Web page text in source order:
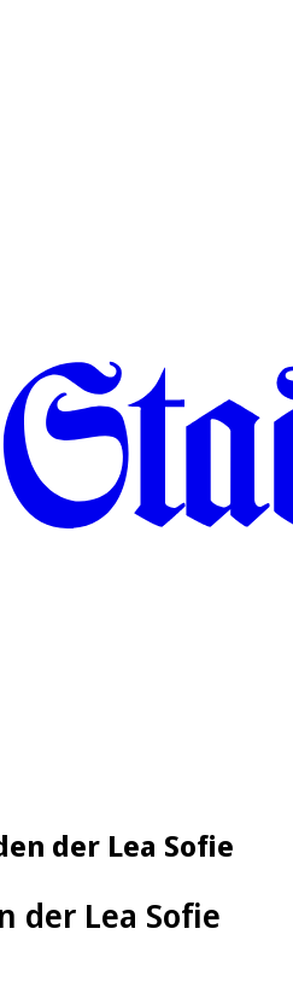
der Lea Sofie
der Lea Sofie